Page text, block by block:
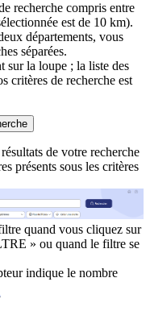
recherche compris entre
est de 10 km).
départements, vous
séparées.
sur la loupe ; la liste des
critères de recherche est
de votre recherche
présents sous les critères
quand vous cliquez sur
» ou quand le filtre se
indique le nombre